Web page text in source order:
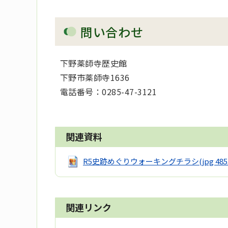
問い合わせ
下野薬師寺歴史館
下野市薬師寺1636
電話番号：0285-47-3121
関連資料
R5史跡めぐりウォーキングチラシ(jpg
関連リンク